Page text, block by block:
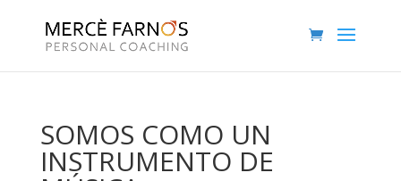
SOMOS COMO UN
INSTRUMENTO DE